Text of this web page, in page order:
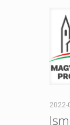
2022-